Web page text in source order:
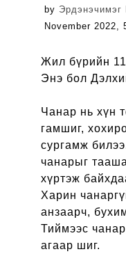
by Эрдэнэчимэг
November 2022,
Жил бүрийн
Энэ бол
Чанар нь хүн
гамшиг,
сургамж
чанарыг
хүртэж
Харин
анзаарч,
Тиймээс
агаар шиг.